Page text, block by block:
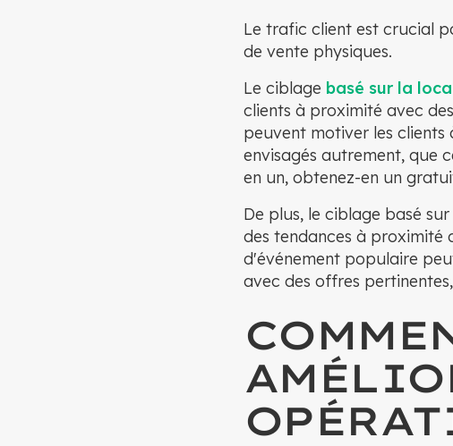
Le trafic client est crucial
de vente physiques.
Le ciblage basé sur la
clients à proximité avec
peuvent motiver les clients
envisagés autrement, que
en un, obtenez-en un
De plus, le ciblage basé
des tendances à proximité
d'événement populaire
avec des offres